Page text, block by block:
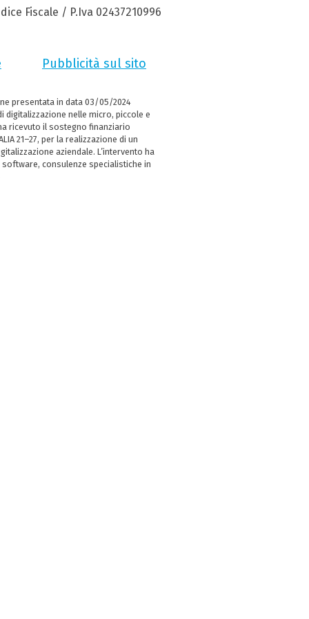
Fiscale / P.Iva 02437210996
Pubblicità sul sito
presentata in data 03/05/2024
digitalizzazione nelle micro, piccole e
ricevuto il sostegno finanziario
21–27, per la realizzazione di un
aziendale. L’intervento ha
consulenze specialistiche in